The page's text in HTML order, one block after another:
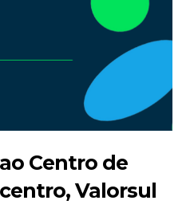
Centro de
Valorsul